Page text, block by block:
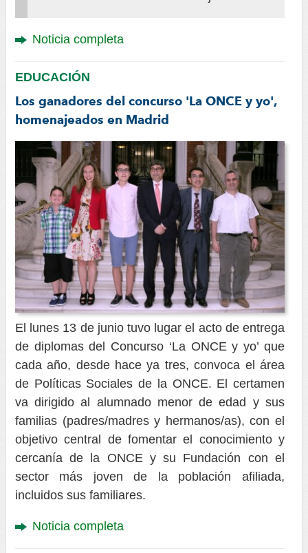
Noticia completa
EDUCACIÓN
Los ganadores del concurso 'La ONCE y yo',
homenajeados en Madrid
El lunes 13 de junio tuvo lugar el acto de entrega
de diplomas del Concurso ‘La ONCE y yo’ que
cada año, desde hace ya tres, convoca el área
de Políticas Sociales de la ONCE. El certamen
va dirigido al alumnado menor de edad y sus
familias (padres/madres y hermanos/as), con el
objetivo central de fomentar el conocimiento y
cercanía de la ONCE y su Fundación con el
sector más joven de la población afiliada,
incluidos sus familiares.
Noticia completa